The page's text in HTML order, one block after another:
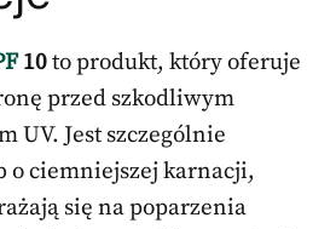
10to produkt, który oferuje
przed szkodliwym
UV. Jest szczególnie
o ciemniejszej karnacji,
się na poparzenia